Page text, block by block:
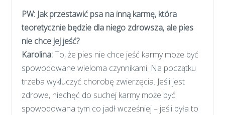
PW: Jak przestawić psa na inną karmę, która
teoretycznie będzie dla niego zdrowsza, ale pies
nie chce jej jeść?
Karolina:To, że pies nie chce jeść karmy może być
spowodowane wieloma czynnikami. Na początku
trzeba wykluczyć chorobę zwierzęcia. Jeśli jest
zdrowe, niechęć do suchej karmy może być
spowodowana tym co jadł wcześniej – jeśli była to